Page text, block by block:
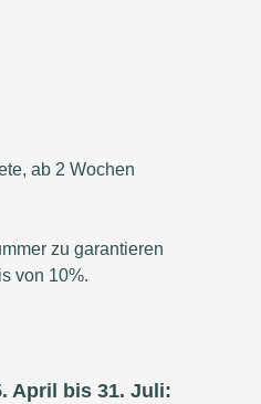
ab 2 Wochen
zu garantieren
von 10%.
April bis 31. Juli: